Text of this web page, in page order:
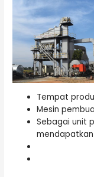
Tempat
Mesin
Sebagai unit